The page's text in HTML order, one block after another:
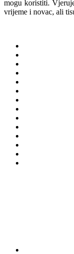
mogu koristiti.
vrijeme i novac, ali